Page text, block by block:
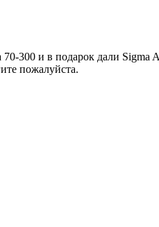
300 и в подарок дали Sigma
пожалуйста.